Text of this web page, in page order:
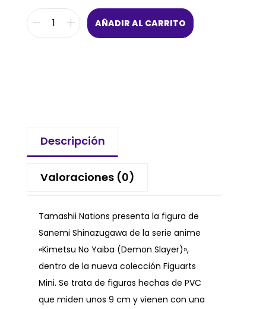
AÑADIR AL CARRITO
Descripción
Valoraciones (0)
Tamashii Nations presenta la figura de
Sanemi Shinazugawa de la serie anime
«Kimetsu No Yaiba (Demon Slayer)»,
dentro de la nueva colección Figuarts
Mini. Se trata de figuras hechas de PVC
que miden unos 9 cm y vienen con una